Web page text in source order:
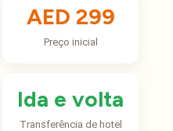
AED 299
Preço inicial
Ida e volta
Transferência de hotel